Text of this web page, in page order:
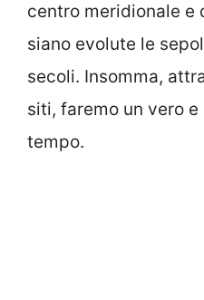
centro meridionale e
siano evolute le
secoli. Insomma,
siti, faremo un vero
tempo.